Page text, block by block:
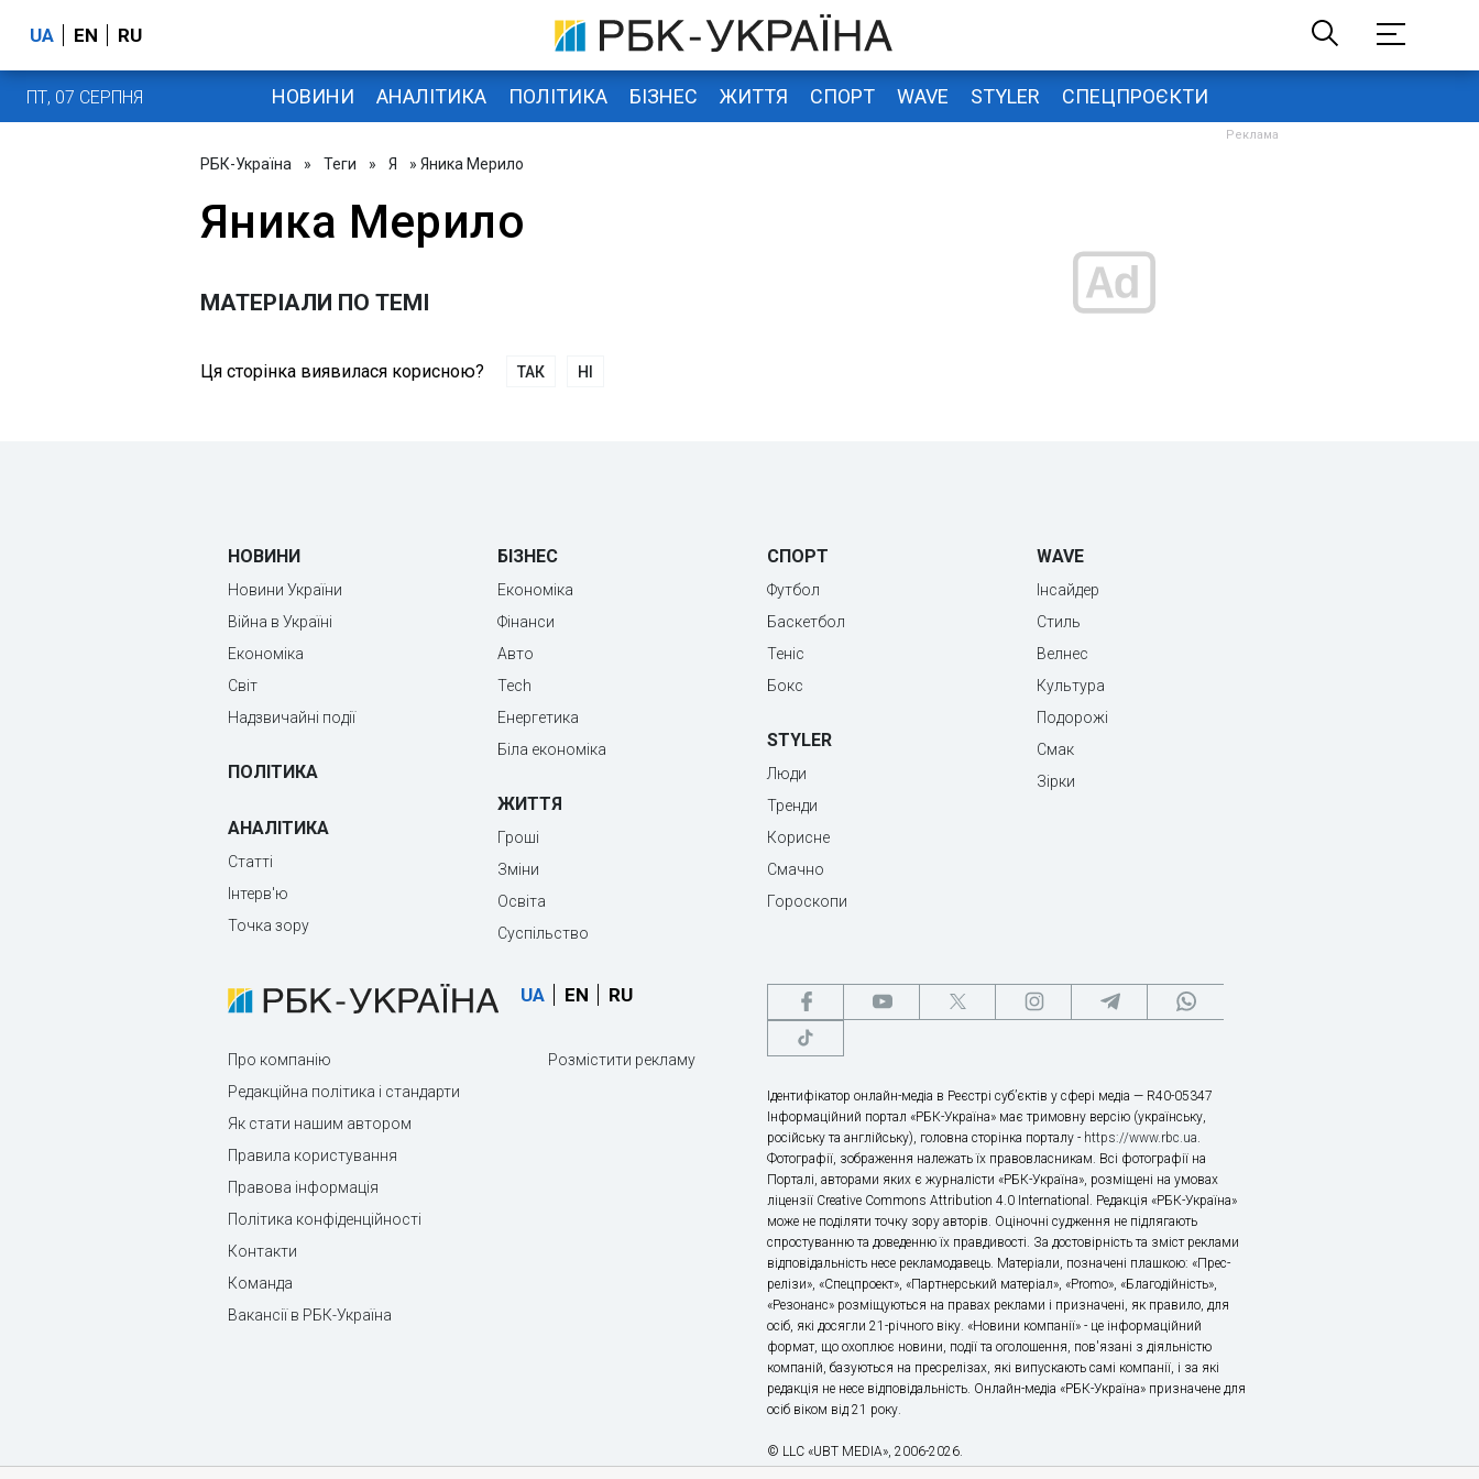
UA EN RU
ПТ, 07 СЕРПНЯ НОВИНИ АНАЛІТИКА ПОЛІТИКА БІЗНЕС ЖИТТЯ СПОРТ WAVE STYLER СПЕЦПРОЄКТИ
РБК-Україна » Теги » Я » Яника Мерило
Яника Мерило
МАТЕРІАЛИ ПО ТЕМІ
Ця сторінка виявилася корисною? ТАК НІ
НОВИНИ
Новини України
Війна в Україні
Економіка
Світ
Надзвичайні події
ПОЛІТИКА
АНАЛІТИКА
Статті
Інтерв'ю
Точка зору
БІЗНЕС
Економіка
Фінанси
Авто
Tech
Енергетика
Біла економіка
ЖИТТЯ
Гроші
Зміни
Освіта
Суспільство
СПОРТ
Футбол
Баскетбол
Теніс
Бокс
STYLER
Люди
Тренди
Корисне
Смачно
Гороскопи
WAVE
Інсайдер
Стиль
Велнес
Культура
Подорожі
Смак
Зірки
UA EN RU
Про компанію
Редакційна політика і стандарти
Як стати нашим автором
Правила користування
Правова інформація
Політика конфіденційності
Контакти
Команда
Вакансії в РБК-Україна
Розмістити рекламу
Ідентифікатор онлайн-медіа в Реєстрі суб’єктів у сфері медіа — R40-05347
Інформаційний портал «РБК-Україна» має тримовну версію (українську,
російську та англійську), головна сторінка порталу - https://www.rbc.ua.
Фотографії, зображення належать їх правовласникам. Всі фотографії на
Порталі, авторами яких є журналісти «РБК-Україна», розміщені на умовах
ліцензії Creative Commons Attribution 4.0 International. Редакція «РБК-Україна»
може не поділяти точку зору авторів. Оціночні судження не підлягають
спростуванню та доведенню їх правдивості. За достовірність та зміст реклами
відповідальність несе рекламодавець. Матеріали, позначені плашкою: «Прес-
релізи», «Спецпроект», «Партнерський матеріал», «Promo», «Благодійність»,
«Резонанс» розміщуються на правах реклами і призначені, як правило, для
осіб, які досягли 21-річного віку. «Новини компанії» - це інформаційний
формат, що охоплює новини, події та оголошення, пов'язані з діяльністю
компаній, базуються на пресрелізах, які випускають самі компанії, і за які
редакція не несе відповідальність. Онлайн-медіа «РБК-Україна» призначене для
осіб віком від 21 року.
© LLC «UBT MEDIA», 2006-2026.